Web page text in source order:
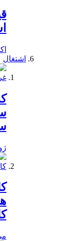
اشتغال
می